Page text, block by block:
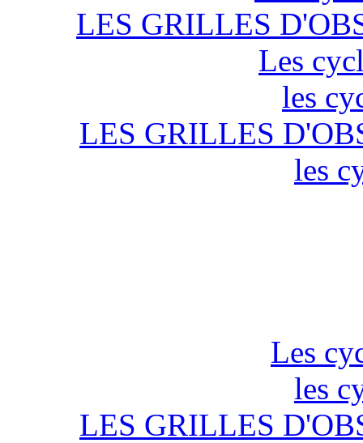
LES GRILLES
Les
les
LES GRILLES
les
Les
les
LES GRILLES